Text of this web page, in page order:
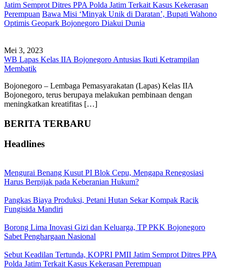
Jatim Semprot Ditres PPA Polda Jatim Terkait Kasus Kekerasan
Perempuan Bawa Misi ‘Minyak Unik di Daratan’, Bupati Wahono
Optimis Geopark Bojonegoro Diakui Dunia
Mei 3, 2023
WB Lapas Kelas IIA Bojonegoro Antusias Ikuti Ketrampilan
Membatik
Bojonegoro – Lembaga Pemasyarakatan (Lapas) Kelas IIA
Bojonegoro, terus berupaya melakukan pembinaan dengan
meningkatkan kreatifitas […]
BERITA TERBARU
Headlines
Mengurai Benang Kusut PI Blok Cepu, Mengapa Renegosiasi
Harus Berpijak pada Keberanian Hukum?
Pangkas Biaya Produksi, Petani Hutan Sekar Kompak Racik
Fungisida Mandiri
Borong Lima Inovasi Gizi dan Keluarga, TP PKK Bojonegoro
Sabet Penghargaan Nasional
Sebut Keadilan Tertunda, KOPRI PMII Jatim Semprot Ditres PPA
Polda Jatim Terkait Kasus Kekerasan Perempuan